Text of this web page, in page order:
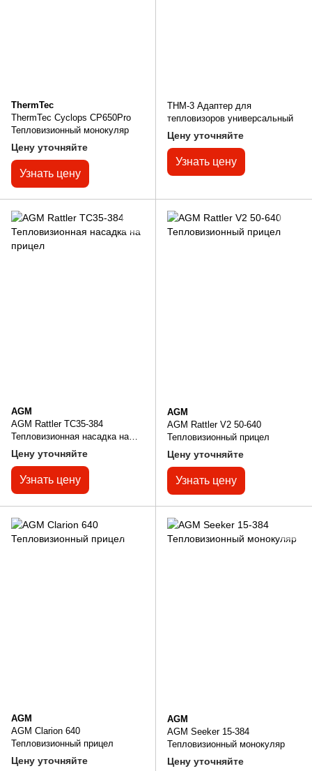
ThermTec
ThermTec Cyclops CP650Pro
Тепловизионный монокуляр
Цену уточняйте
Узнать цену
THM-3 Адаптер для
тепловизоров универсальный
Цену уточняйте
Узнать цену
AGM
AGM Rattler TC35-384
Тепловизионная насадка на
прицел
Цену уточняйте
Узнать цену
AGM
AGM Rattler V2 50-640
Тепловизионный прицел
Цену уточняйте
Узнать цену
AGM
AGM Clarion 640
Тепловизионный прицел
Цену уточняйте
AGM
AGM Seeker 15-384
Тепловизионный монокуляр
Цену уточняйте